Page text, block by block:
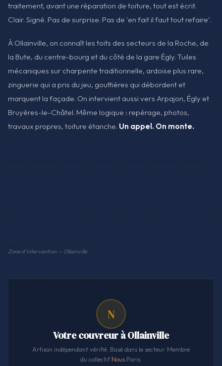
traitement, avant une réparation de toiture, tout est écrit.
Clair. Signé. Pas de surprise. Pas de 'en fait il faut tout refaire'.
À Ollainville, on connaît les toits des secteurs de la Roche, de
la Bute, du centre-bourg et du côté de la gare Égly. Tuiles
mécaniques sur charpente traditionnelle, ardoise plus rare,
zinguerie qui a pris du jeu, gouttières qui débordent et
marquent la façade. On intervient aussi vers Arpajon, Égly et
Bruyères-le-Châtel. Même logique : repérage, photos,
travaux propres, toiture étanche. Un appel. On monte.
Zone d'intervention — Ollainville
N
Votre couvreur à Ollainville
Artisan indépendant vérifié. Basé dans le secteur. Membre
du collectifNous .Paris.